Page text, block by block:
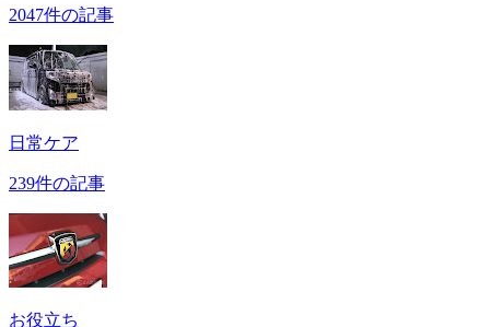
2047件の記事
日常ケア
239件の記事
お役立ち